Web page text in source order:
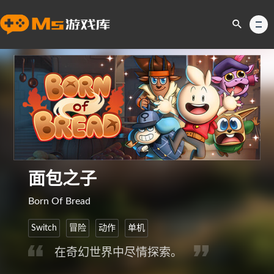
面包之子
Born Of Bread
Switch 冒险 动作 单机
在奇幻世界中尽情探索。